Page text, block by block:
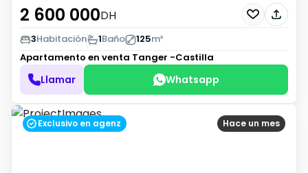
2 600 000DH
3Habitación 1Baño 125m²
Apartamento en venta Tanger -Castilla
Llamar Whatsapp
Hace un mes
Exclusivo en agenz